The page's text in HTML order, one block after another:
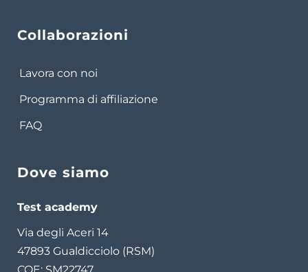
Collaborazioni
Lavora con noi
Programma di affiliazione
FAQ
Dove siamo
Test academy
Via degli Aceri 14
47893 Gualdicciolo (RSM)